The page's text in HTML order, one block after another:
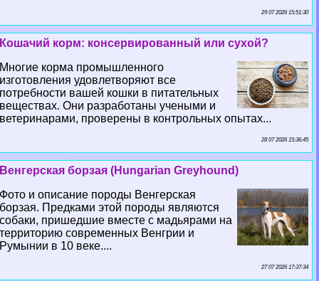
29 07 2026 15:51:30
Кошачий корм: консервированный или сухой?
Многие корма промышленного
изготовления удовлетворяют все
потребности вашей кошки в питательных
веществах. Они разработаны учеными и
ветеринарами, проверены в контрольных опытах...
28 07 2026 15:36:45
Венгерская борзая (Hungarian Greyhound)
Фото и описание породы Венгерская
борзая. Предками этой породы являются
собаки, пришедшие вместе с мадьярами на
территорию современных Венгрии и
Румынии в 10 веке....
27 07 2026 17:37:34